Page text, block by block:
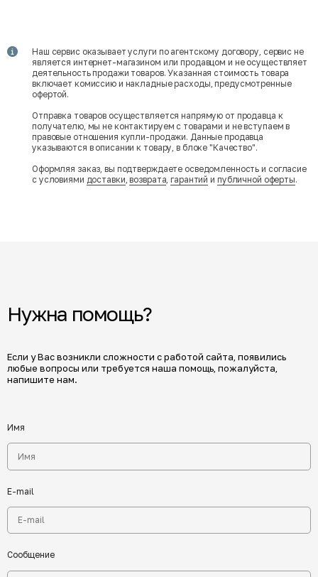
Наш сервис оказывает услуги по агентскому договору, сервис не
является интернет-магазином или продавцом и не осуществляет
деятельность продажи товаров. Указанная стоимость товара
включает комиссию и накладные расходы, предусмотренные
офертой.
Отправка товаров осуществляется напрямую от продавца к
получателю, мы не контактируем с товарами и не вступаем в
правовые отношения купли-продажи. Данные продавца
указываются в описании к товару, в блоке "Качество".
Оформляя заказ, вы подтверждаете осведомленность и согласие
с условиями доставки,возврата,гарантий и публичной оферты.
Нужна помощь?
Если у Вас возникли сложности с работой сайта, появились
любые вопросы или требуется наша помощь, пожалуйста,
напишите нам.
Имя
E-mail
Сообщение